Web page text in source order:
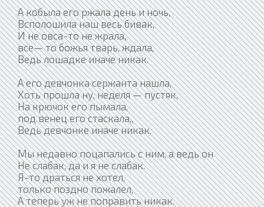
А кобыла его ржала день и ночь,
Всполошила наш весь бивак,
И не овса-то не жрала,
все— то божья тварь, ждала,
Ведь лошадке иначе никак.
А его девчонка сержанта нашла,
Хоть прошла ну, неделя — пустяк,
На крючок его пымала,
под венец его стаскала,,
Ведь девчонке иначе никак.
Мы недавно поцапались с ним, а ведь он
Не слабак, да и я не слабак.
Я-то драться не хотел,
только поздно пожалел,
А теперь уж не поправить никак.